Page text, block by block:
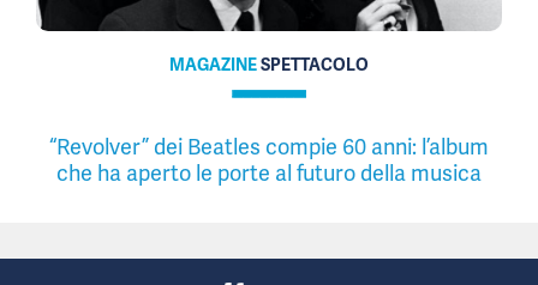
MAGAZINESPETTACOLO
“Revolver” dei Beatles compie 60 anni: l’album
che ha aperto le porte al futuro della musica